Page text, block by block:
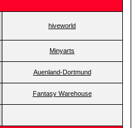
hiveworld
Minyarts
Auenland-Dortmund
Fantasy Warehouse